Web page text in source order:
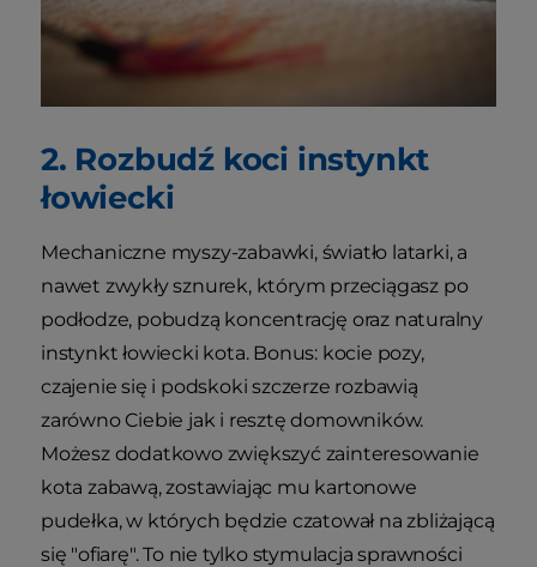
2. Rozbudź koci instynkt
łowiecki
Mechaniczne myszy-zabawki, światło latarki, a
nawet zwykły sznurek, którym przeciągasz po
podłodze, pobudzą koncentrację oraz naturalny
instynkt łowiecki kota. Bonus: kocie pozy,
czajenie się i podskoki szczerze rozbawią
zarówno Ciebie jak i resztę domowników.
Możesz dodatkowo zwiększyć zainteresowanie
kota zabawą, zostawiając mu kartonowe
pudełka, w których będzie czatował na zbliżającą
się "ofiarę". To nie tylko stymulacja sprawności